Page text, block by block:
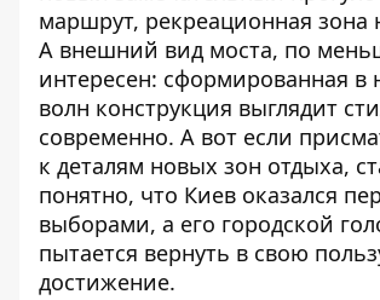
маршрут, рекреационная зона
А внешний вид моста, по
интересен: сформированная в
волн конструкция выглядит
современно. А вот если
к деталям новых зон отдыха,
понятно, что Киев оказался
выборами, а его городской
пытается вернуть в свою
достижение.